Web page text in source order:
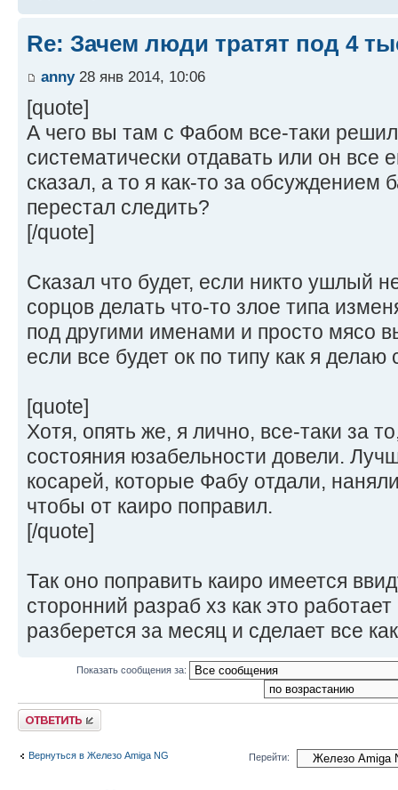
Re: Зачем люди тратят под 4
anny28 янв 2014, 10:06
[quote]
А чего вы там с Фабом все-таки
систематически отдавать или он все
сказал, а то я как-то за обсуждением
перестал следить?
[/quote]
Сказал что будет, если никто ушлый
сорцов делать что-то злое типа
под другими именами и просто мясо
если все будет ок по типу как я делаю
[quote]
Хотя, опять же, я лично, все-таки за
состояния юзабельности довели.
косарей, которые Фабу отдали,
чтобы от каиро поправил.
[/quote]
Так оно поправить каиро имеется
сторонний разраб хз как это
разберется за месяц и сделает все
Показать сообщения за:
Ответить
Вернуться в Железо Amiga NG Перейти: